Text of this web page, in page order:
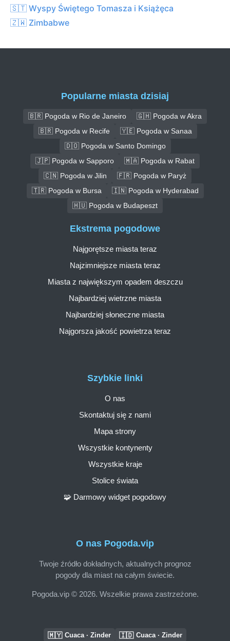
🇸🇹 Wyspy Świętego Tomasza i Książęca
🇿🇼 Zimbabwe
Popularne miasta dzisiaj
🇧🇷 Pogoda w Rio de Janeiro
🇬🇭 Pogoda w Akra
🇧🇷 Pogoda w Recife
🇾🇪 Pogoda w Sanaa
🇩🇴 Pogoda w Santo Domingo
🇯🇵 Pogoda w Sapporo
🇲🇦 Pogoda w Rabat
🇨🇳 Pogoda w Jilin
🇫🇷 Pogoda w Paryż
🇹🇷 Pogoda w Bursa
🇮🇳 Pogoda w Hyderabad
🇭🇺 Pogoda w Budapeszt
O nas Pogoda.vip
Twoje źródło dokładnych, aktualnych prognoz
pogody dla miast na całym świecie.
Pogoda.vip © 2026. Wszelkie prawa zastrzeżone.
Szybkie linki
O nas
Skontaktuj się z nami
Mapa strony
Wszystkie kontynenty
Wszystkie kraje
Stolice świata
🧩 Darmowy widget pogodowy
Ekstrema pogodowe
Najgorętsze miasta teraz
Najzimniejsze miasta teraz
Miasta z największym opadem deszczu
Najbardziej wietrzne miasta
Najbardziej słoneczne miasta
Najgorsza jakość powietrza teraz
🇲🇾 Cuaca · Zinder 🇮🇩 Cuaca · Zinder